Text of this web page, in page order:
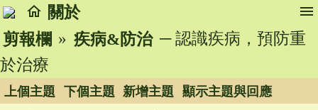
home 關於 menu
剪報欄 » 疾病&防治 ─ 認識疾病，預防重
於治療
上個主題 下個主題 新增主題 顯示主題與回應